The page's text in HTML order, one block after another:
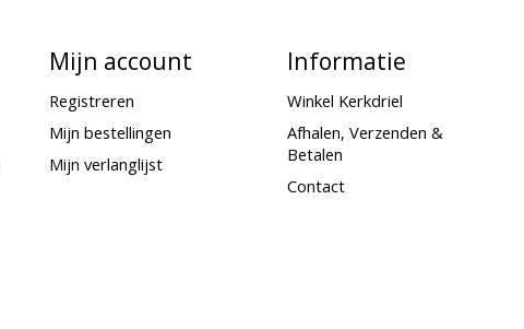
Mijn account
Registreren
Mijn bestellingen
Mijn verlanglijst
Informatie
Winkel Kerkdriel
Afhalen, Verzenden &
Betalen
Contact